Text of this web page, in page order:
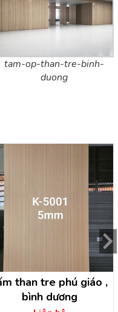
tam-op-than-tre-binh-
duong
than tre phú giáo ,
bình dương